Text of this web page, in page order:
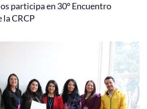
participa en 30° Encuentro
la CRCP